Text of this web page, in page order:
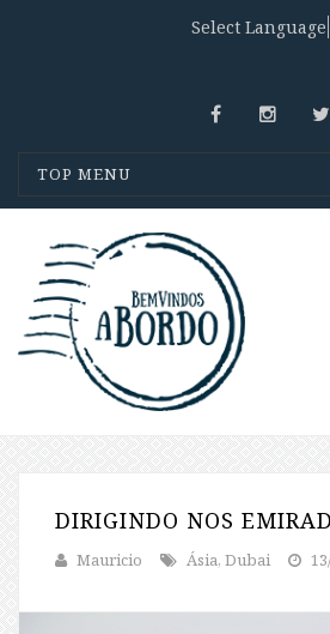
Select Language
TOP MENU
DIRIGINDO NOS
Mauricio Ásia, Dubai